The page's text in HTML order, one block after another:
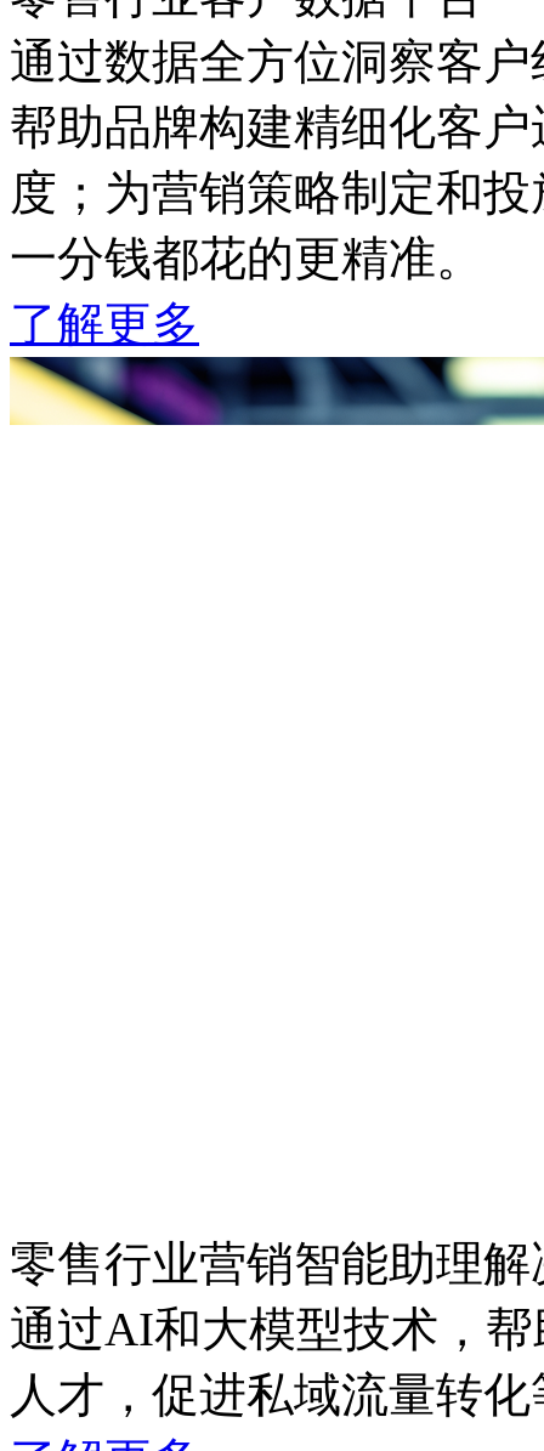
通过数据全方位洞察客户
帮助品牌构建精细化客户
度；为营销策略制定和投
一分钱都花的更精准。
了解更多
零售行业营销智能助理解
通过AI和大模型技术，
人才，促进私域流量转